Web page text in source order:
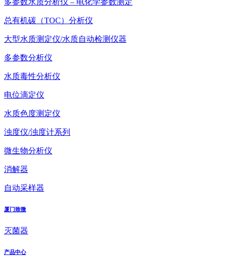
总有机碳（TOC）分析仪
大型水质测定仪/水质自动检测仪器
多参数分析仪
水质毒性分析仪
电位滴定仪
水质色度测定仪
浊度仪/浊度计系列
微生物分析仪
消解器
自动采样器
厦门致微
灭菌器
产品中心